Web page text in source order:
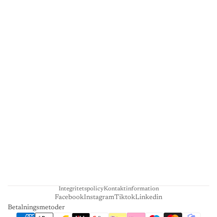
IntegritetspolicyKontaktinformation
FacebookInstagramTiktokLinkedin
Betalningsmetoder